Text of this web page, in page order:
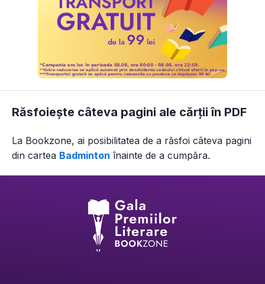
Răsfoiește câteva pagini ale cărții în PDF
La Bookzone, ai posibilitatea de a răsfoi câteva pagini
din cartea Badminton înainte de a cumpăra.